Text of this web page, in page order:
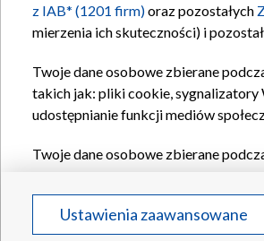
z IAB* (1201 firm)oraz pozostałych
mierzenia ich skuteczności) i
Twoje dane osobowe zbierane
takich jak: pliki cookie, sygnalizatory
udostępnianie funkcji mediów
Twoje dane osobowe zbierane
Partnerów TVPdla realizacji
reklam, tworzenia profilu
Ustawienia zaawansowane